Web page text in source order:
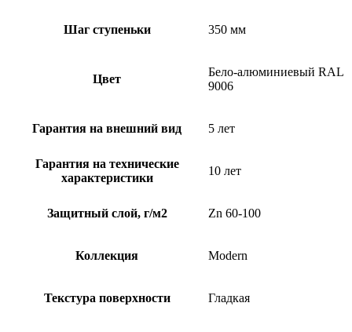
Шаг ступеньки 350 мм
Цвет
Бело-алюминиевый RAL
9006
Гарантия на внешний вид 5 лет
Гарантия на технические
характеристики
10 лет
Защитный слой, г/м2 Zn 60-100
Коллекция Modern
Текстура поверхности Гладкая